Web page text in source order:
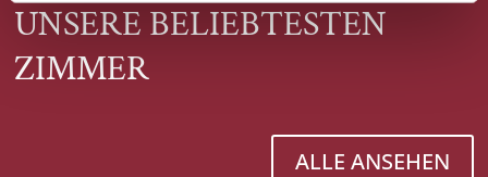
UNSERE BELIEBTESTEN
ZIMMER
ALLE ANSEHEN